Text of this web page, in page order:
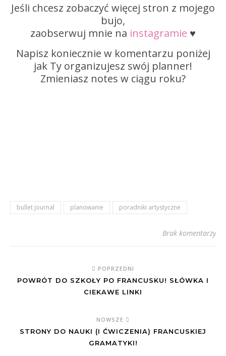
Jeśli chcesz zobaczyć więcej stron z mojego
bujo,
zaobserwuj mnie na instagramie ♥
Napisz koniecznie w komentarzu poniżej
jak Ty organizujesz swój planner!
Zmieniasz notes w ciągu roku?
bullet journal planowanie poradniki artystyczne
Brak komentarzy
POPRZEDNI
POWRÓT DO SZKOŁY PO FRANCUSKU! SŁÓWKA I
CIEKAWE LINKI
NOWSZE
STRONY DO NAUKI (I ĆWICZENIA) FRANCUSKIEJ
GRAMATYKI!